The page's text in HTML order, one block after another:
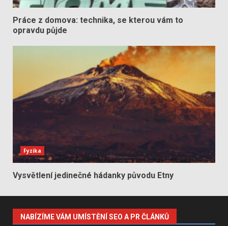
Práce z domova: technika, se kterou vám to
opravdu půjde
Fyzika
Vysvětlení jedinečné hádanky původu Etny
NABÍZÍME VÁM UMÍSTĚNÍ SEO A PR ČLÁNKŮ